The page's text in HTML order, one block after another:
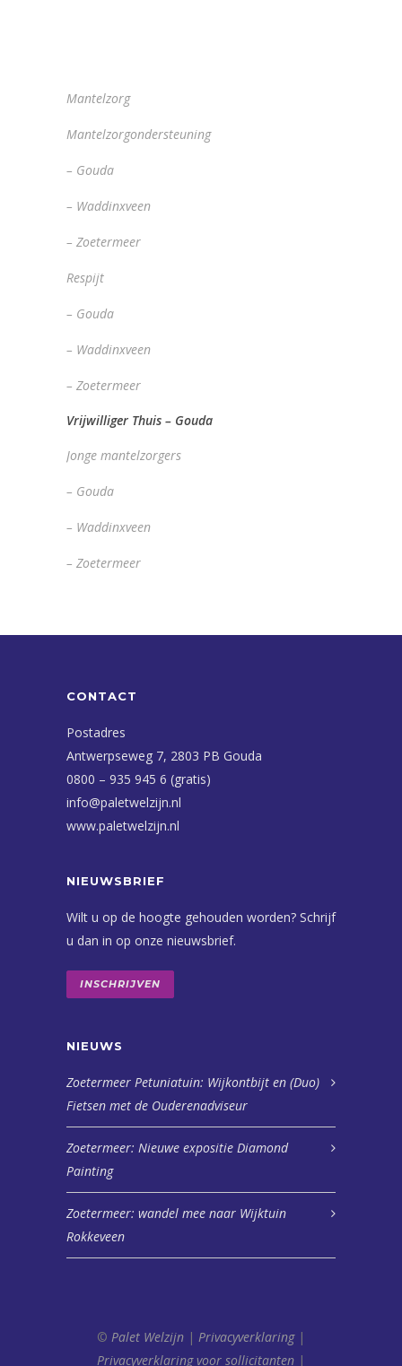
Mantelzorg
Mantelzorgondersteuning
– Gouda
– Waddinxveen
– Zoetermeer
Respijt
– Gouda
– Waddinxveen
– Zoetermeer
Vrijwilliger Thuis – Gouda
Jonge mantelzorgers
– Gouda
– Waddinxveen
– Zoetermeer
CONTACT
Postadres
Antwerpseweg 7, 2803 PB Gouda
0800 – 935 945 6 (gratis)
info@paletwelzijn.nl
www.paletwelzijn.nl
NIEUWSBRIEF
Wilt u op de hoogte gehouden worden? Schrijf
u dan in op onze nieuwsbrief.
INSCHRIJVEN
NIEUWS
Zoetermeer Petuniatuin: Wijkontbijt en (Duo)
Fietsen met de Ouderenadviseur
Zoetermeer: Nieuwe expositie Diamond
Painting
Zoetermeer: wandel mee naar Wijktuin
Rokkeveen
© Palet Welzijn | Privacyverklaring|
Privacyverklaring voor sollicitanten |